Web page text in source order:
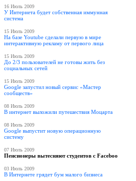
16 Июль 2009
У Интернета будет собственная иммунная
система
15 Июль 2009
На базе Youtube сделали первую в мире
интерактивную рекламу от первого лица
15 Июль 2009
До 2/3 пользователей не готовы жить без
социальных сетей
15 Июль 2009
Google запустил новый сервис «Мастер
сообществ»
08 Июль 2009
В интернет выложили путешествия Моцарта
08 Июль 2009
Google выпустит новую операционную
систему
07 Июль 2009
Пенсионеры вытесняют студентов с Faceboo
03 Июль 2009
В Интернете грядет бум малого бизнеса